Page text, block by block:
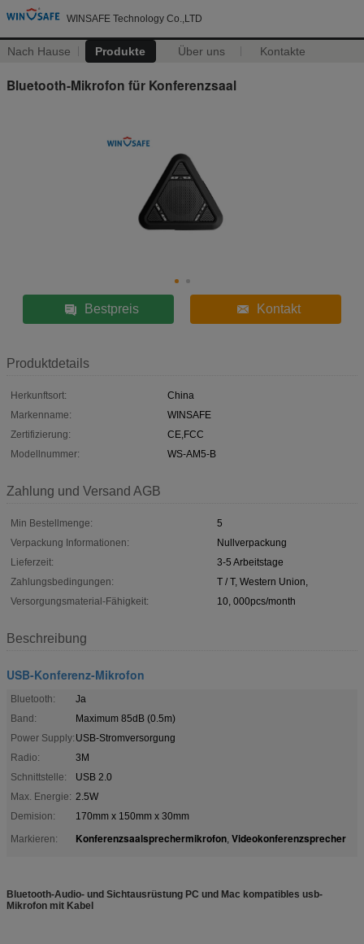
WINSAFE Technology Co.,LTD
Nach Hause Produkte Über uns Kontakte
Bluetooth-Mikrofon für Konferenzsaal
Bestpreis Kontakt
Produktdetails
Herkunftsort:
China
Markenname:
WINSAFE
Zertifizierung:
CE,FCC
Modellnummer:
WS-AM5-B
Zahlung und Versand AGB
Min Bestellmenge:
5
Verpackung Informationen:
Nullverpackung
Lieferzeit:
3-5 Arbeitstage
Zahlungsbedingungen:
T / T, Western Union,
Versorgungsmaterial-Fähigkeit:
10, 000pcs/month
Beschreibung
USB-Konferenz-Mikrofon
Bluetooth:
Ja
Band:
Maximum 85dB (0.5m)
Power Supply: USB-Stromversorgung
Radio:
3M
Schnittstelle:
USB 2.0
Max. Energie: 2.5W
Demision:
170mm x 150mm x 30mm
Markieren:
Konferenzsaalsprechermikrofon, Videokonferenzsprecher
Bluetooth-Audio- und Sichtausrüstung PC und Mac kompatibles usb-
Mikrofon mit Kabel